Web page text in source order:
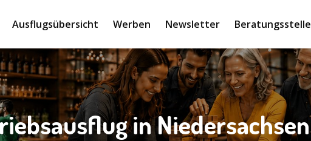
Ausflugsübersicht Werben Newsletter Beratungsstelle
in Niedersachsen